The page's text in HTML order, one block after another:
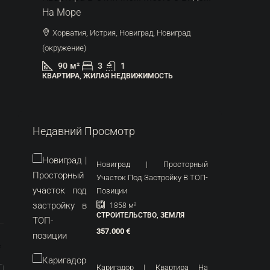
На Море
Хорватия, Истрия, Новиград, Новиград
(окружение)
90 м² 3 1
КВАРТИРА, ЖИЛАЯ НЕДВИЖИМОСТЬ
Недавний Просмотр
Новиград | Просторный
Участок Под Застройку В ТОП-
Позиции
1858 м²
СТРОИТЕЛЬСТВО, ЗЕМЛЯ
357.000 €